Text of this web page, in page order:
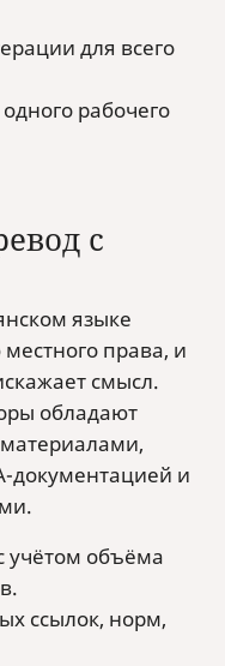
для всего
рабочего
с
языке
права, и
смысл.
обладают
документацией и
учётом объёма
ссылок, норм,